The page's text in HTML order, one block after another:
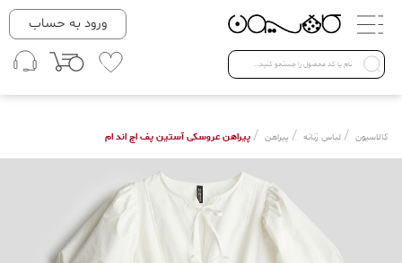
دسته بندی ها
Open submenu ( لباس زنانه )
لباس زنانه
لباس مردانه
ورود به حساب
کالاسیون / لباس زنانه / پیراهن / پیراهن عروسکی آستین پف اچ اند ام